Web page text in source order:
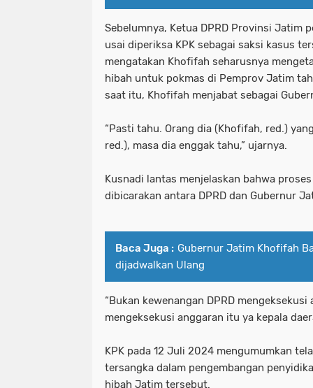
Tuding PT. DABN Bohong Terkait
Waka DPR: Kado Istimewa di Hari
_Lokasi ditemukan pemuda tewas
_Prabowo menunjuk Komjen Pol
_Tangkapan layar video banjir rob di
pendapatan ini. (Foto: ANTARA FOTO/
'Tuntut Pangkas Pemotongan Biaya
"Presiden RI Prabowo Subianto.
program walikota surabaya eri
tuding pt. dabn bohong terkait
waka dpr: kado istimewa di hari
_lokasi ditemukan pemuda tewas
(kemenkum). (arsip humas
- maruarar mengatakan rumah
pendapatan ini. (foto: antara foto/
- muhammad iqbal khatami
"jalur lintas selatan (jls) kelok
Sebelumnya, Ketua DPRD Provinsi Jatim
usai diperiksa KPK sebagai saksi kasus
mengatakan Khofifah seharusnya
hibah untuk pokmas di Pemprov Jatim
saat itu, Khofifah menjabat sebagai
“Pasti tahu. Orang dia (Khofifah, red.)
red.), masa dia enggak tahu,” ujarnya.
Kusnadi lantas menjelaskan bahwa
dibicarakan antara DPRD dan Gubernur
Baca Juga : Gubernur Jatim Khofifah
dijadwalkan Ulang
“Bukan kewenangan DPRD mengeksekusi
mengeksekusi anggaran itu ya kepala
KPK pada 12 Juli 2024 mengumumkan
tersangka dalam pengembangan
hibah Jatim tersebut.